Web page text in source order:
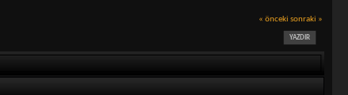
« önceki sonraki »
YAZDIR